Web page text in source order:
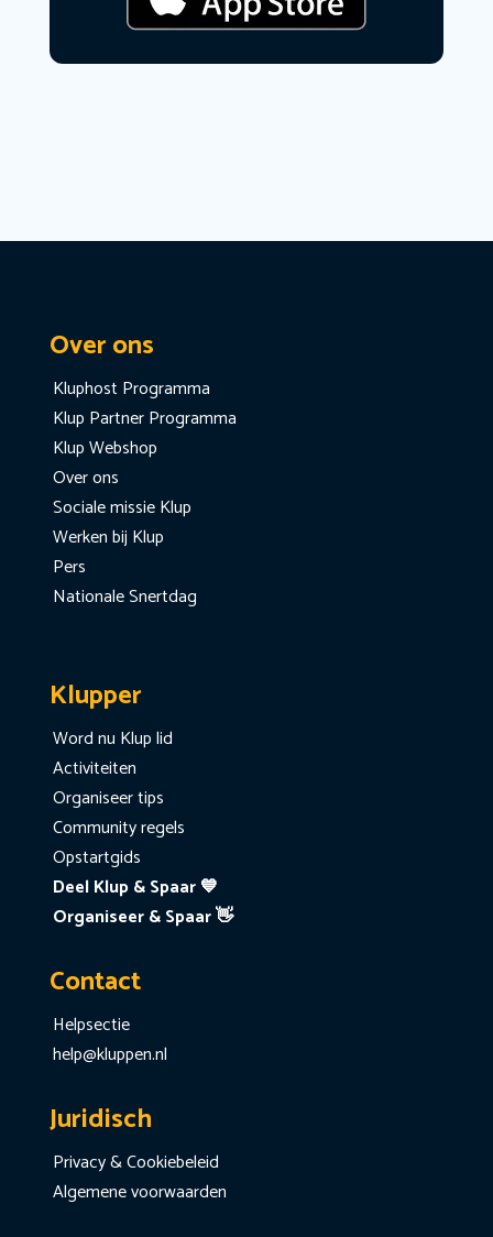
Over ons
Kluphost Programma
Klup Partner Programma
Klup Webshop
Over ons
Sociale missie Klup
Werken bij Klup
Pers
Nationale Snertdag
Klupper
Word nu Klup lid
Activiteiten
Organiseer tips
Community regels
Opstartgids
Deel Klup & Spaar 💙
Organiseer & Spaar 👋
Contact
Helpsectie
help@kluppen.nl
Juridisch
Privacy & Cookiebeleid
Algemene voorwaarden